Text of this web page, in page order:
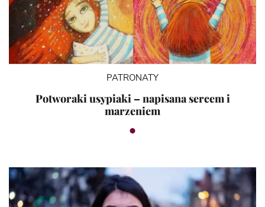
PATRONATY
Potworaki usypiaki – napisana sercem i
marzeniem